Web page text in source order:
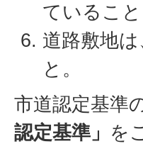
ていること
道路敷地
と。
市道認定基準
認定基準」 を